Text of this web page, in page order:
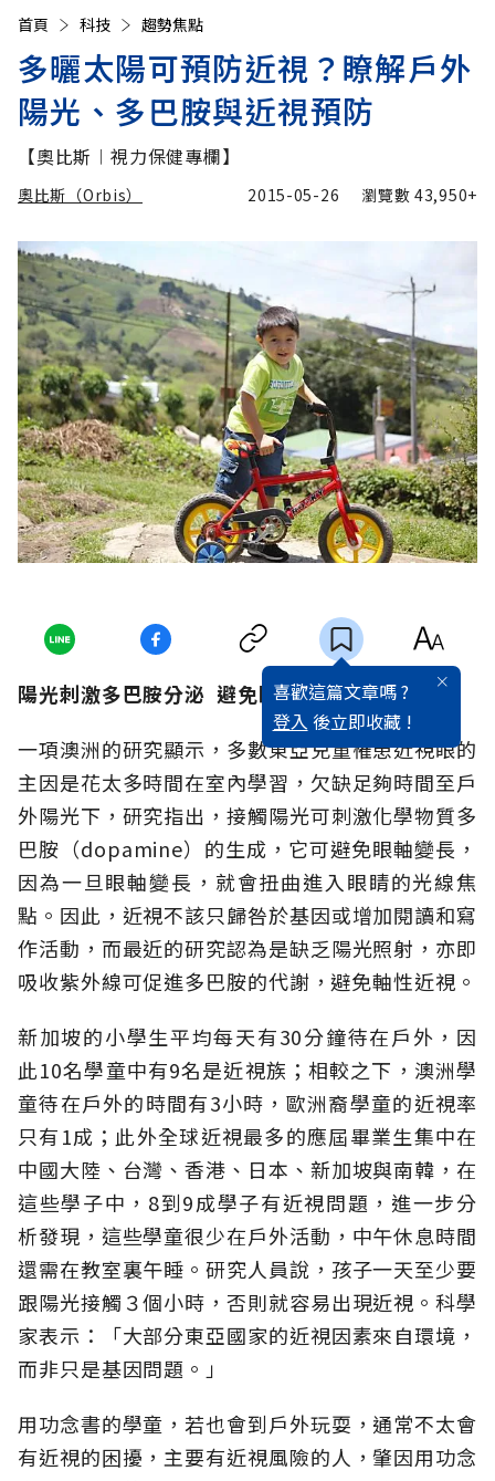
首頁 科技 趨勢焦點
多曬太陽可預防近視？瞭解戶外
陽光、多巴胺與近視預防
【奧比斯︱視力保健專欄】
奧比斯（Orbis） 2015-05-26 瀏覽數43,950+
喜歡這篇文章嗎 ?
登入 後立即收藏 !
陽光刺激多巴胺分泌 避免眼軸變長
一項澳洲的研究顯示，多數東亞兒童罹患近視眼的
主因是花太多時間在室內學習，欠缺足夠時間至戶
外陽光下，研究指出，接觸陽光可刺激化學物質多
巴胺（dopamine）的生成，它可避免眼軸變長，
因為一旦眼軸變長，就會扭曲進入眼睛的光線焦
點。因此，近視不該只歸咎於基因或增加閱讀和寫
作活動，而最近的研究認為是缺乏陽光照射，亦即
吸收紫外線可促進多巴胺的代謝，避免軸性近視。
新加坡的小學生平均每天有30分鐘待在戶外，因
此10名學童中有9名是近視族；相較之下，澳洲學
童待在戶外的時間有3小時，歐洲裔學童的近視率
只有1成；此外全球近視最多的應屆畢業生集中在
中國大陸、台灣、香港、日本、新加坡與南韓，在
這些學子中，8到9成學子有近視問題，進一步分
析發現，這些學童很少在戶外活動，中午休息時間
還需在教室裏午睡。研究人員說，孩子一天至少要
跟陽光接觸３個小時，否則就容易出現近視。科學
家表示：「大部分東亞國家的近視因素來自環境，
而非只是基因問題。」
用功念書的學童，若也會到戶外玩耍，通常不太會
有近視的困擾，主要有近視風險的人，肇因用功念